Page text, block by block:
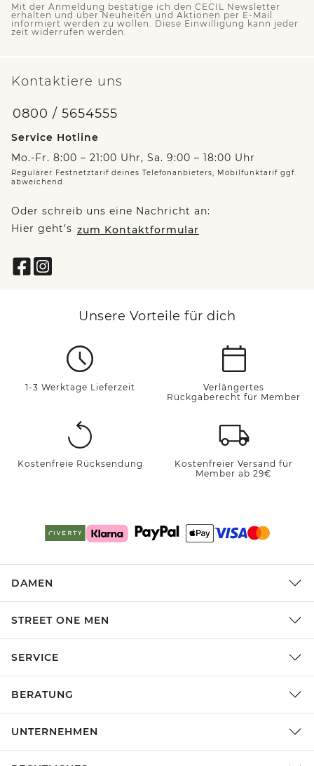
Mit der Anmeldung bestätige ich den CECIL Newsletter
erhalten und über Neuheiten und Aktionen per E-Mail
informiert werden zu wollen. Diese Einwilligung kann jeder
zeit widerrufen werden.
Kontaktiere uns
0800 / 5654555
Service Hotline
Mo.-Fr. 8:00 – 21:00 Uhr, Sa. 9:00 – 18:00 Uhr
Regulärer Festnetztarif deines Telefonanbieters, Mobilfunktarif ggf.
abweichend.
Oder schreib uns eine Nachricht an:
Hier geht’s zum Kontaktformular
Unsere Vorteile für dich
1-3 Werktage Lieferzeit
Verlängertes
Rückgaberecht für Member
Kostenfreie Rücksendung
Kostenfreier Versand für
Member ab 29€
DAMEN
STREET ONE MEN
SERVICE
BERATUNG
UNTERNEHMEN